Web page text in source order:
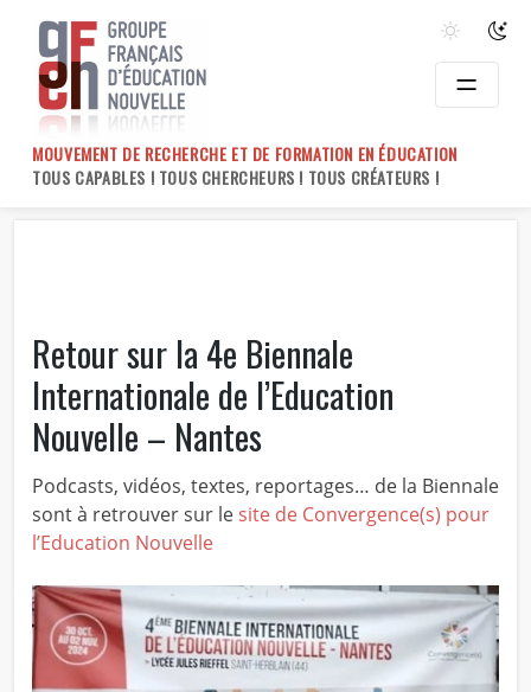
content
MOUVEMENT DE RECHERCHE ET DE FORMATION EN ÉDUCATION
TOUS CAPABLES ! TOUS CHERCHEURS ! TOUS CRÉATEURS !
Retour sur la 4e Biennale
Internationale de l’Education
Nouvelle – Nantes
Podcasts, vidéos, textes, reportages… de la Biennale
sont à retrouver sur le site de Convergence(s) pour
l’Education Nouvelle